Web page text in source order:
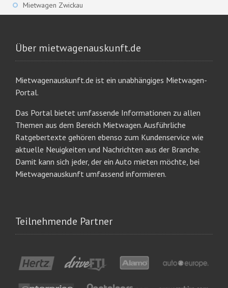
Mietwagen Zwickau
Über mietwagenauskunft.de
Mietwagenauskunft.de ist ein unabhängiges Mietwagen-
Portal.
Das Portal bietet umfassende Informationen zu allen
Themen aus dem Bereich Mietwagen. Ausführliche
Ratgebertexte gehören ebenso zum Kundenservice wie
aktuelle Neuigkeiten und Nachrichten aus der Branche.
Damit kann sich jeder, der ein Auto mieten möchte, bei
Mietwagenauskunft umfassend informieren.
Teilnehmende Partner